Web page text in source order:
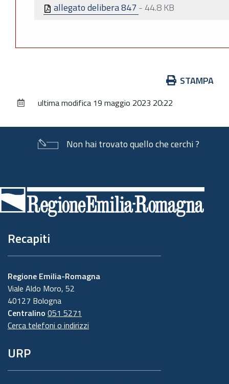
allegato delibera 847- 44.8 KB
documento
STAMPA
ultima modifica 19 maggio 2023 20:22
Non hai trovato quello che cerchi ?
di
pagina
Recapiti
Regione Emilia-Romagna
Viale Aldo Moro, 52
40127 Bologna
Centralino 051 5271
Cerca telefoni o indirizzi
URP